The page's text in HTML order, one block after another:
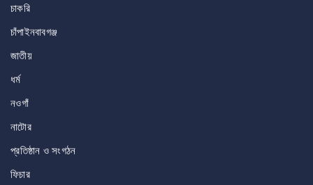
চাকরি
চাঁপাইনবাবগঞ্জ
জাতীয়
ধর্ম
নওগাঁ
নাটোর
প্রতিষ্ঠান ও সংগঠন
ফিচার